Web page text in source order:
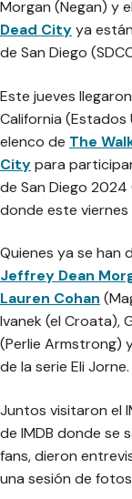
Morgan (Negan) y
Dead Cityya
de San Diego
Este jueves
California (Estados
elenco de The
Citypara
de San Diego 2024
donde este viernes
Quienes ya se han
Jeffrey Dean
Lauren Cohan
Ivanek (el Croata),
(Perlie Armstrong)
de la serie Eli Jorne.
Juntos visitaron el
de IMDB donde se
fans, dieron
una sesión de